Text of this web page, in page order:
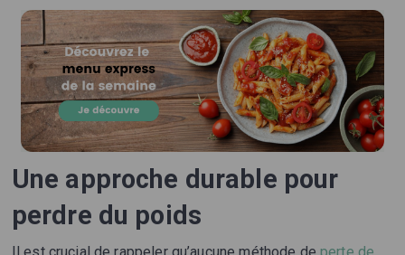
Une approche durable pour
perdre du poids